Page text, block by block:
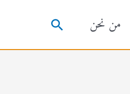
من نحن البحث